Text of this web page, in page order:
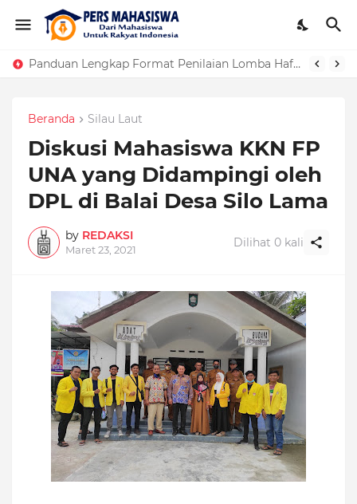
Panduan Lengkap Format Penilaian Lomba Hafalan Surat Pendek
Beranda Silau Laut
Diskusi Mahasiswa KKN FP
UNA yang Didampingi oleh
DPL di Balai Desa Silo Lama
by REDAKSI
Maret 23, 2021
Dilihat 0 kali